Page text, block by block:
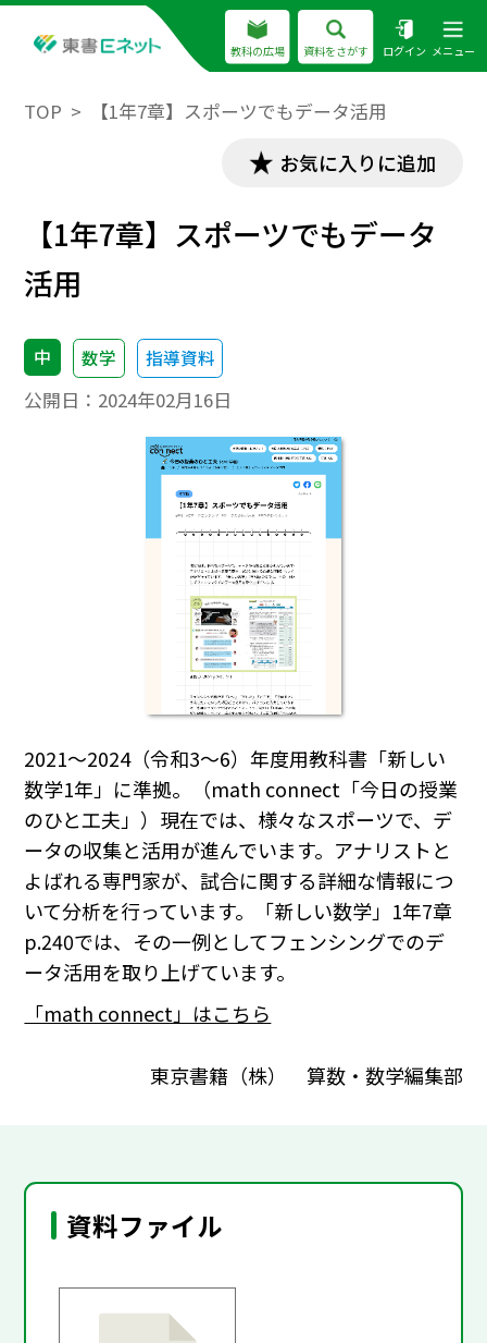
教科の広場 資料をさがす ログイン メニュー
TOP 【1年7章】スポーツでもデータ活用
お気に入りに追加
【1年7章】スポーツでもデータ
活用
中 数学 指導資料
公開日： 2024年02月16日
2021～2024（令和3～6）年度用教科書「新しい
数学1年」に準拠。（math connect「今日の授業
のひと工夫」）現在では、様々なスポーツで、デ
ータの収集と活用が進んでいます。アナリストと
よばれる専門家が、試合に関する詳細な情報につ
いて分析を行っています。「新しい数学」1年7章
p.240では、その一例としてフェンシングでのデ
ータ活用を取り上げています。
「math connect」はこちら
東京書籍（株） 算数・数学編集部
資料ファイル